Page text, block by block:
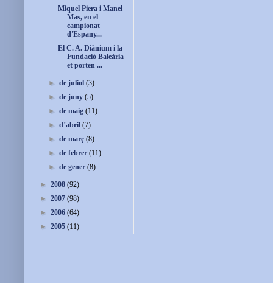
Miquel Piera i Manel
Mas, en el
campionat
d'Espany...
El C. A. Diànium i la
Fundació Baleària
et porten ...
►de juliol(3)
►de juny(5)
►de maig(11)
►d’abril(7)
►de març(8)
►de febrer(11)
►de gener(8)
► 2008 (92)
► 2007 (98)
► 2006 (64)
► 2005 (11)